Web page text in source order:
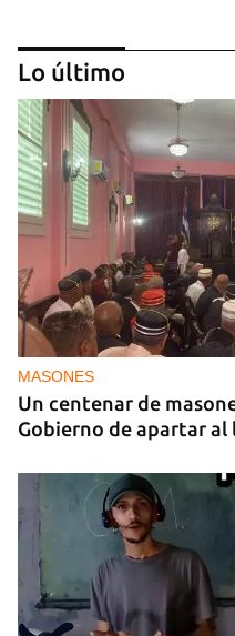
NICARAGUA
EE UU propone a la
cancilleres para
decisiones de Ortega
Lo último
MASONES
Un centenar de
Gobierno de apartar al